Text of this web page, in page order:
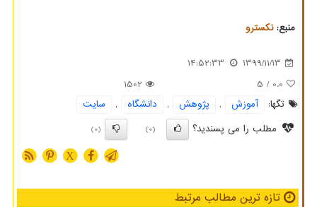
منبع:نكسترو
1399/11/13
14:52:33
0.0
/ 5
1502
تگها:
آموزش , پژوهش , دانشگاه ,
سایت
مطلب را می پسندید؟
(0)
(0)
X
تازه ترین مطالب مرتبط